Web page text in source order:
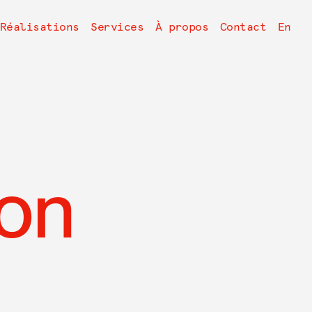
Réalisations Services À propos Contact En